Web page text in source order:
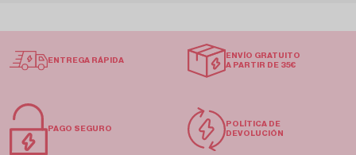
ENTREGA RÁPIDA
ENVÍO GRATUITO
A PARTIR DE 35€
PAGO SEGURO
POLÍTICA DE
DEVOLUCIÓN